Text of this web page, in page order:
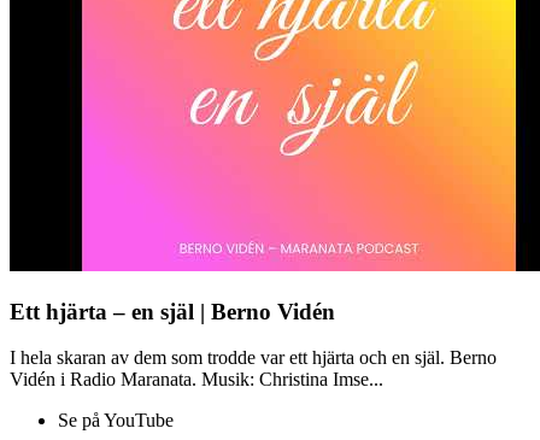
Ett hjärta – en själ | Berno Vidén
I hela skaran av dem som trodde var ett hjärta och en själ. Berno
Vidén i Radio Maranata. Musik: Christina Imse...
Se på YouTube